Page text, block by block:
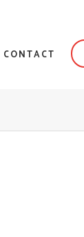
CONTACT